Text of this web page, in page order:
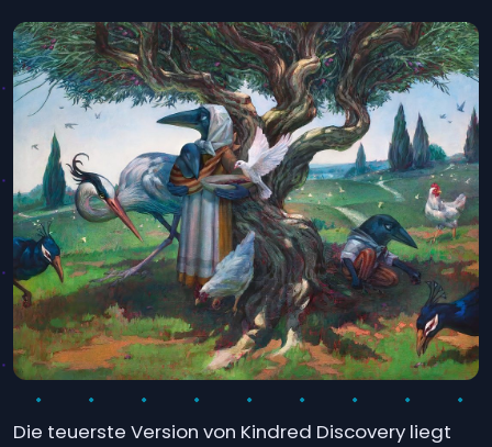
Die teuerste Version von Kindred Discovery liegt